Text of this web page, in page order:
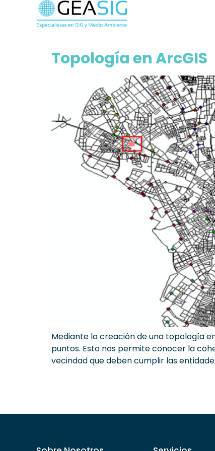
Topología en ArcGIS
Mediante la creación de una topología
puntos. Esto nos permite conocer la
vecindad que deben cumplir las